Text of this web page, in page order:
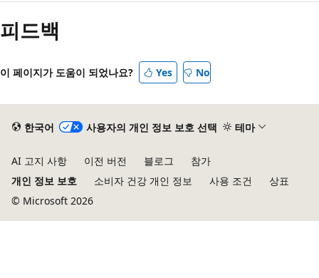
피드백
이 페이지가 도움이 되었나요? Yes No
한국어 사용자의 개인 정보 보호 선택 테마
AI 고지 사항 이전 버전 블로그
참가
개인 정보 보호
소비자 건강 개인 정보 사용 조건
상표
© Microsoft 2026